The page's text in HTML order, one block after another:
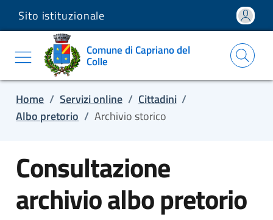
Salta e vai al contenuto
Salta e vai al footer
Sito istituzionale
Comune di Capriano del
Colle
Home / Servizi online / Cittadini /
Albo pretorio / Archivio storico
Consultazione
archivio albo pretorio